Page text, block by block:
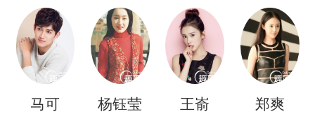
扎
马可 杨钰莹 王嵛 郑爽